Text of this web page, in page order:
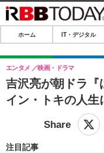
ホーム
IT・デジタル
IT・デジタルTOP
ショッピング
SPEED TEST
エンタメTOP
ホーム IT・デジタル
吉沢亮が朝ドラ『
イン・トキの人
エンタメ 映画・ドラマ
注目記事